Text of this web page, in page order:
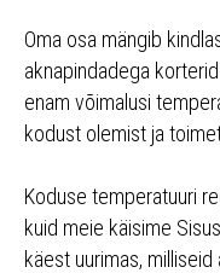
Oma osa mängib
aknapindadega
enam võimalusi
kodust olemist ja
Koduse temperatuuri
kuid meie käisime
käest uurimas,